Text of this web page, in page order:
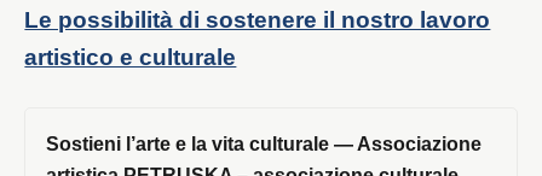
Le possibilità di sostenere il nostro lavoro
artistico e culturale
Sostieni l’arte e la vita culturale — Associazione